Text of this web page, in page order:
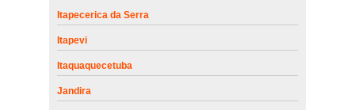
Itapecerica da Serra
Itapevi
Itaquaquecetuba
Jandira